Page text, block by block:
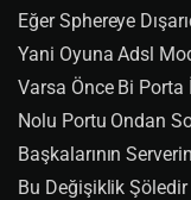
REGEN3 =1* 60 *24 //
MONSTERFEAR= 1 //
MONSTERFIGHT= 0 //
yi.
Eğer Sphereye
Yani Oyuna Adsl
Varsa Önce Bi Porta
Nolu Portu Ondan
Başkalarının
Bu Değişiklik Şöledir